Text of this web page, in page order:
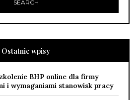
Ostatnie wpisy
BHP online dla firmy
i wymaganiami stanowisk pracy